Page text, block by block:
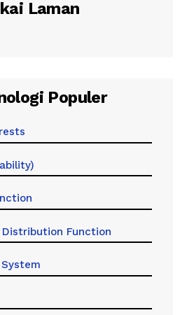
Laman
Populer
Function